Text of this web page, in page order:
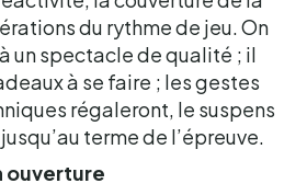
du rythme de jeu. On
un spectacle de qualité ; il
à se faire ; les gestes
régaleront, le suspens
terme de l’épreuve.
ouverture